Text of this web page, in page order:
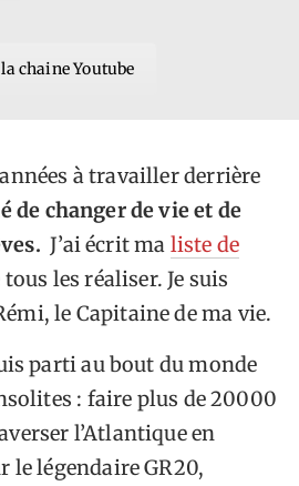
chaine Youtube
années à travailler derrière
de changer de vie et de
J’ai écrit ma liste de
tous les réaliser. Je suis
le Capitaine de ma vie.
parti au bout du monde
: faire plus de 20000
l’Atlantique en
le légendaire GR20,